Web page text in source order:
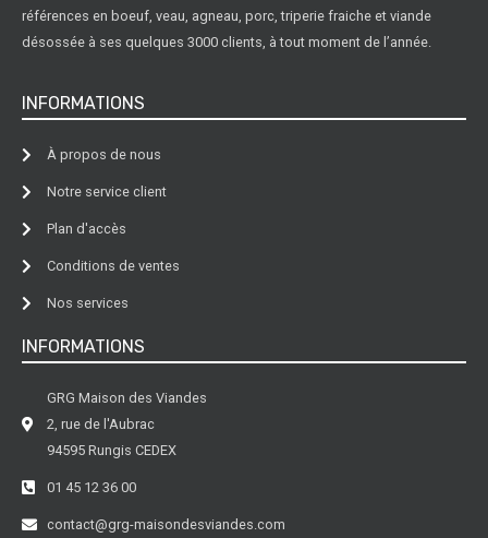
références en boeuf, veau, agneau, porc, triperie fraiche et viande
désossée à ses quelques 3000 clients, à tout moment de l’année.
INFORMATIONS
À propos de nous
Notre service client
Plan d'accès
Conditions de ventes
Nos services
INFORMATIONS
GRG Maison des Viandes
2, rue de l'Aubrac
94595 Rungis CEDEX
01 45 12 36 00
contact@grg-maisondesviandes.com